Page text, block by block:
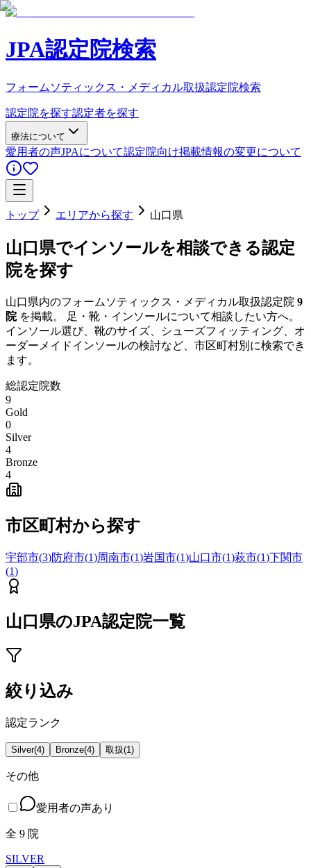
JPA認定院検索
フォームソティックス・メディカル取扱認定院検索
認定院を探す認定者を探す
療法について
愛用者の声JPAについて認定院向け掲載情報の変更について
トップ エリアから探す 山口県
山口県でインソールを相談できる認定
院を探す
山口県内のフォームソティックス・メディカル取扱認定院 9
院を掲載。 足・靴・インソールについて相談したい方へ。
インソール選び、靴のサイズ、シューズフィッティング、オ
ーダーメイドインソールの検討など、市区町村別に検索でき
ます。
総認定院数
9
Gold
0
Silver
4
Bronze
4
市区町村から探す
宇部市(3)防府市(1)周南市(1)岩国市(1)山口市(1)萩市(1)下関市
(1)
山口県のJPA認定院一覧
絞り込み
認定ランク
Silver(4) Bronze(4) 取扱(1)
その他
愛用者の声あり
全 9 院
SILVER